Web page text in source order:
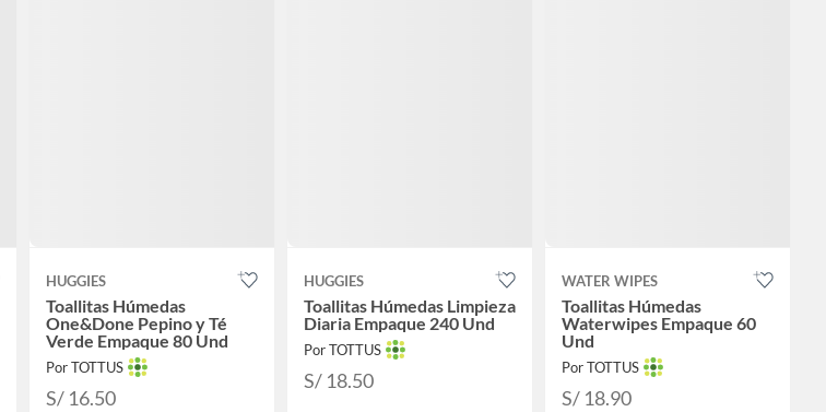
HUGGIES
Toallitas Húmedas
One&Done Pepino y Té
Verde Empaque 80 Und
Por TOTTUS
S/ 16.50
HUGGIES
Toallitas Húmedas Limpieza
Diaria Empaque 240 Und
Por TOTTUS
S/ 18.50
WATER WIPES
Toallitas Húmedas
Waterwipes Empaque 60
Und
Por TOTTUS
S/ 18.90